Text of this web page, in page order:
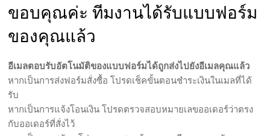
ขอบคุณค่ะ ทีมงานได้รับแบบฟอร์ม
ของคุณแล้ว
อีเมลตอบรับอัตโนมัติของแบบฟอร์มได้ถูกส่งไปยังอีเมลคุณแล้ว
หากเป็นการส่งฟอร์มสั่งซื้อ โปรดเช็คขั้นตอนชำระเงินในเมลที่ได้
รับ
หากเป็นการแจ้งโอนเงิน โปรดตรวจสอบหมายเลขออเดอร์ว่าตรง
กับออเดอร์ที่สั่งไว้